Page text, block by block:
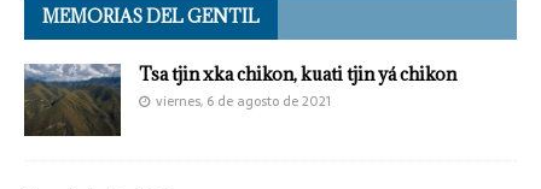
MEMORIAS DEL GENTIL
Tsa tjin xka chikon, kuati tjin yá chikon
viernes, 6 de agosto de 2021